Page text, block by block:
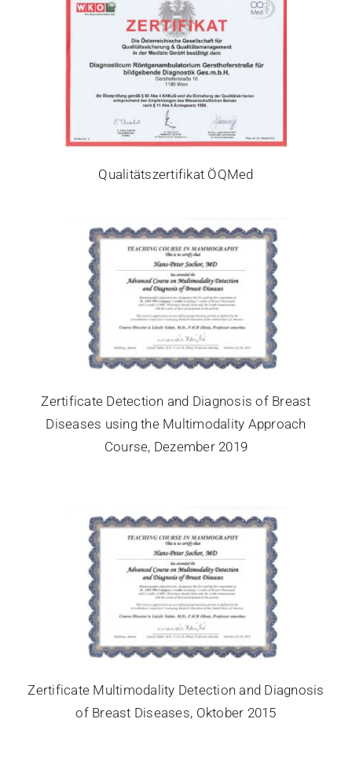
Qualitätszertifikat ÖQMed
Zertificate Detection and Diagnosis of Breast
Diseases using the Multimodality Approach
Course, Dezember 2019
Zertificate Multimodality Detection and Diagnosis
of Breast Diseases, Oktober 2015